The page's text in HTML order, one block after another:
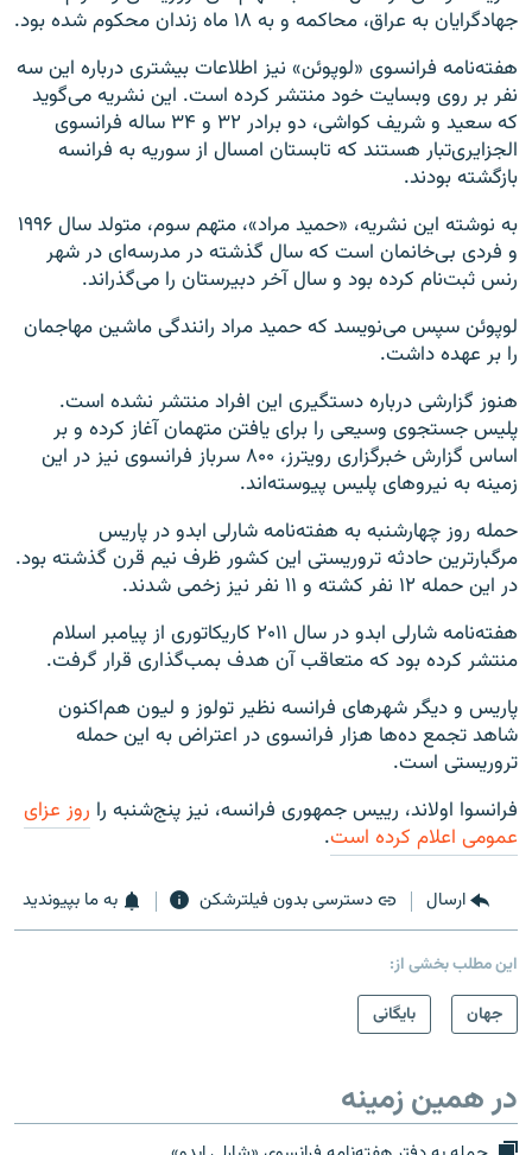
جهادگرایان به عراق، محاکمه و به ۱۸ ماه زندان محکوم شده بود.
هفته‌نامه فرانسوی «لوپوئن» نیز اطلاعات بیشتری درباره این سه
نفر بر روی وبسایت خود منتشر کرده است. این نشریه می‌گوید
که سعید و شریف کواشی، دو برادر ۳۲ و ۳۴ ساله فرانسوی
الجزایری‌تبار هستند که تابستان امسال از سوریه به فرانسه
بازگشته‌ بودند.
به نوشته این نشریه، «حمید مراد»، متهم سوم، متولد سال ۱۹۹۶
و فردی بی‌خانمان است که سال گذشته در مدرسه‌ای در شهر
رنس ثبت‌نام کرده بود و سال آخر دبیرستان را می‌گذراند.
لوپوئن سپس می‌نویسد که حمید مراد رانندگی ماشین مهاجمان
را بر عهده داشت.
هنوز گزارشی درباره دستگیری این افراد منتشر نشده است.
پلیس جستجوی وسیعی را برای یافتن متهمان آغاز کرده و بر
اساس گزارش خبرگزاری رویترز، ۸۰۰ سرباز فرانسوی نیز در این
زمینه به نیروهای پلیس پیوسته‌اند.
حمله روز چهارشنبه به هفته‌نامه شارلی ابدو در پاریس
مرگبارترین حادثه تروریستی این کشور ظرف نیم قرن گذشته بود.
در این حمله ۱۲ نفر کشته و ۱۱ نفر نیز زخمی شدند.
هفته‌نامه شارلی ابدو در سال ۲۰۱۱ کاریکاتوری از پیامبر اسلام
منتشر کرده بود که متعاقب آن هدف بمب‌گذاری قرار گرفت.
پاریس و دیگر شهرهای فرانسه نظیر تولوز و لیون هم‌اکنون
شاهد تجمع ده‌ها هزار فرانسوی در اعتراض به این حمله
تروریستی است.
فرانسوا اولاند، رییس جمهوری فرانسه، نیز پنج‌شنبه را روز عزای
عمومی اعلام کرده است.
ارسال دسترسی بدون فیلترشکن به ما بپیوندید
این مطلب بخشی از:
جهان
بایگانی
در همین زمینه